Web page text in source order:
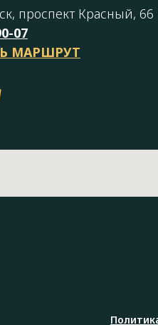
проспект Красный, 66
07
МАРШРУТ